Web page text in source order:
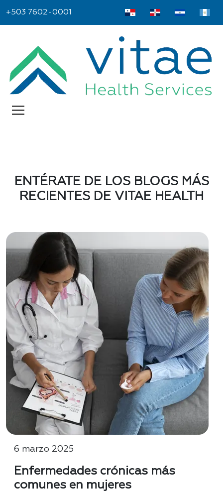
+503 7602-0001
Elevando la
ENTÉRATE DE LOS BLOGS MÁS
RECIENTES DE VITAE HEALTH
6 marzo 2025
Enfermedades crónicas más
comunes en mujeres